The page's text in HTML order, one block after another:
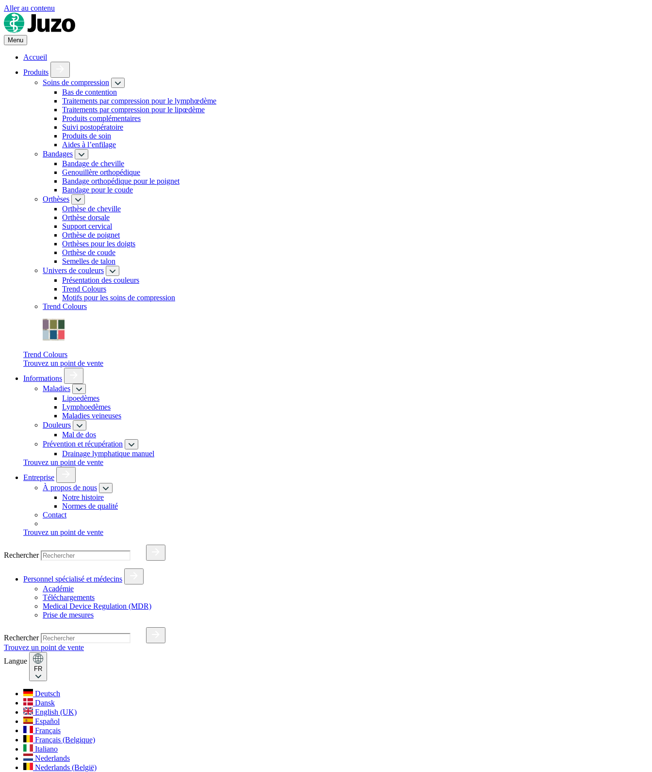
Aller au contenu
Menu
Accueil
Produits
Soins de compression
Bas de contention
Traitements par compression pour le lymphœdème
Traitements par compression pour le lipœdème
Produits complémentaires
Suivi postopératoire
Produits de soin
Aides à l’enfilage
Bandages
Bandage de cheville
Genouillère orthopédique
Bandage orthopédique pour le poignet
Bandage pour le coude
Orthèses
Orthèse de cheville
Orthèse dorsale
Support cervical
Orthèse de poignet
Orthèses pour les doigts
Orthèse de coude
Semelles de talon
Univers de couleurs
Présentation des couleurs
Trend Colours
Motifs pour les soins de compression
Trend Colours
Trend Colours
Trouvez un point de vente
Informations
Maladies
Lipoedèmes
Lymphoedèmes
Maladies veineuses
Douleurs
Mal de dos
Prévention et récupération
Drainage lymphatique manuel
Trouvez un point de vente
Entreprise
À propos de nous
Notre histoire
Normes de qualité
Contact
Trouvez un point de vente
Rechercher
Personnel spécialisé et médecins
Académie
Téléchargements
Medical Device Regulation (MDR)
Prise de mesures
Rechercher
Trouvez un point de vente
Langue
FR
Deutsch
Dansk
English (UK)
Español
Français
Français (Belgique)
Italiano
Nederlands
Nederlands (België)